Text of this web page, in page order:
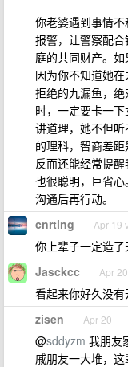
你老婆遇到事情
报警，让警察配
庭的共同财产。如
因为你不知道她
拒绝的九漏鱼，
时，一定要卡一
讲道理，她不但
的理科，智商差
反而还能经常提
也很聪明，巨省心
沟通后再行动。
cnrting Apr 19
你上辈子一定造
Jasckcc Apr
看起来你好久没
zisen Apr 20
@sddyzm 我朋友
戚朋友一大堆，